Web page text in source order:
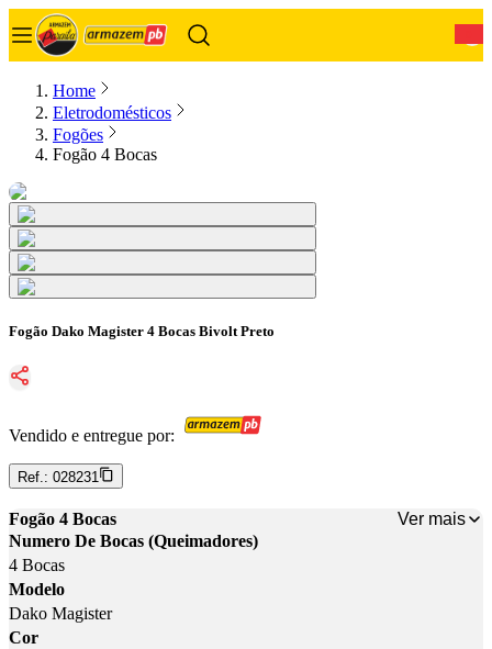
Home
Eletrodomésticos
Fogões
Fogão 4 Bocas
Fogão Dako Magister 4 Bocas Bivolt Preto
Vendido e entregue por:
Ref.: 028231
Fogão 4 Bocas
Ver mais
Numero De Bocas (Queimadores)
4 Bocas
Modelo
Dako Magister
Cor